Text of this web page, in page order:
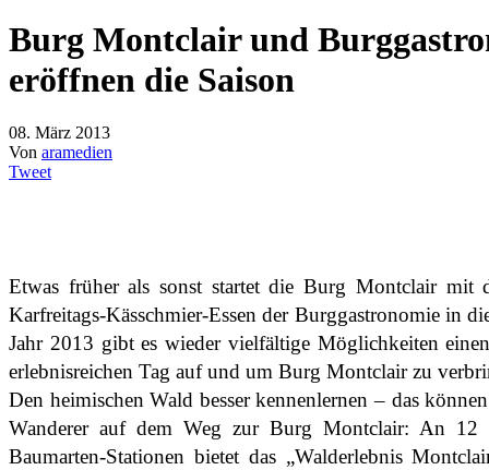
Burg Montclair und
eröffnen die Saison
08. März 2013
Von aramedien
Tweet
Etwas früher als sonst startet die Burg Montclair mit
Karfreitags-Kässchmier-Essen der Burggastronomie in
Jahr 2013 gibt es wieder vielfältige Möglichkeiten
erlebnisreichen Tag auf und um Burg Montclair zu
Den heimischen Wald besser kennenlernen – das
Wanderer auf dem Weg zur Burg Montclair: An 12
Baumarten-Stationen bietet das „Walderlebnis